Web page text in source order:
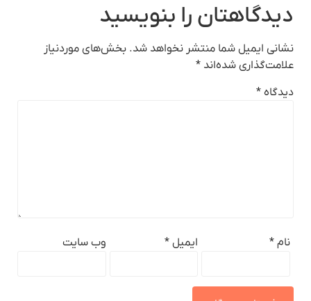
دیدگاهتان را بنویسید
نشانی ایمیل شما منتشر نخواهد شد. بخش‌های موردنیاز
علامت‌گذاری شده‌اند*
دیدگاه*
نام* ایمیل* وب‌ سایت